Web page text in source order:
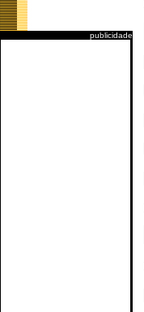
publicidade